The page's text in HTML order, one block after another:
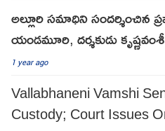
అల్లూరి సమాధిని సంద‌ర్శించిన‌
యండమూరి, దర్శకుడు కృష్ణవంశీ
1 year ago
Vallabhaneni Vamshi
Custody; Court Issues